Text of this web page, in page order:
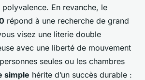
En revanche, le
répond à une recherche de grand
visez une literie double
avec une liberté de mouvement
seules ou les chambres
simple hérite d’un succès durable :